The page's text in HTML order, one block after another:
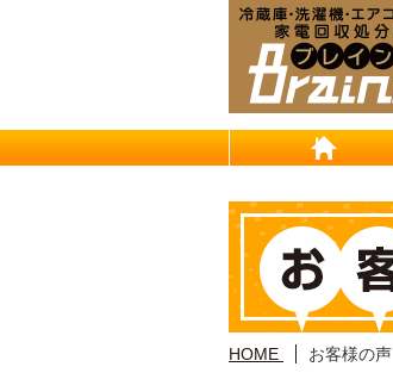
HOME お客様の声